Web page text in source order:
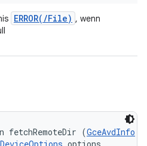
ERROR( /File) , wenn
fetchRemoteDir (GceAvdInfo